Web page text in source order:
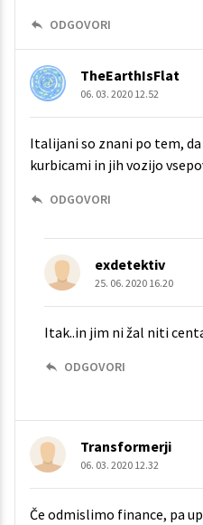
ODGOVORI
TheEarthIsFlat
06. 03. 2020 12.52
Italijani so znani po tem,
kurbicami in jih vozijo
ODGOVORI
exdetektiv
25. 06. 2020 16.20
Itak..in jim ni žal niti
ODGOVORI
Transformerji
06. 03. 2020 12.32
Če odmislimo finance, pa